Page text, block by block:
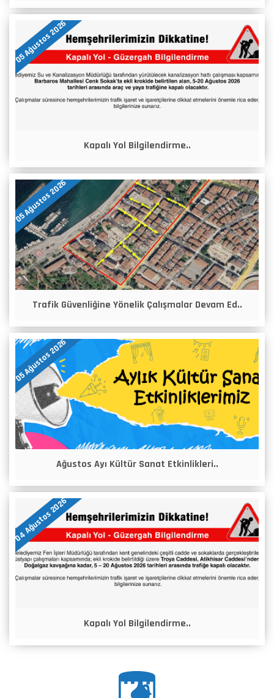
05 Ağustos 2026
Kapalı Yol Bilgilendirme..
05 Ağustos 2026
Trafik Güvenliğine Yönelik Çalışmalar Devam Ed..
05 Ağustos 2026
Ağustos Ayı Kültür Sanat Etkinlikleri..
04 Ağustos 2026
Kapalı Yol Bilgilendirme..